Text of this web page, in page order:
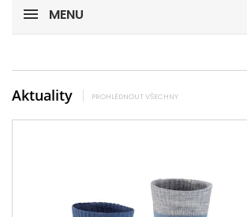
MENU
Aktuality PROHLÉDNOUT VŠECHNY